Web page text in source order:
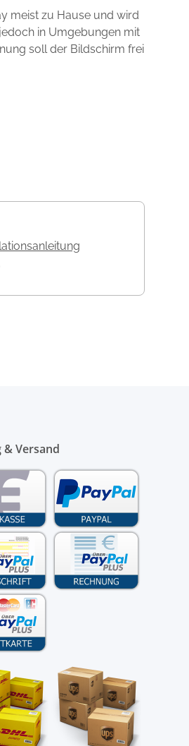
meist zu Hause und wird
in Umgebungen mit
soll der Bildschirm frei
& Versand